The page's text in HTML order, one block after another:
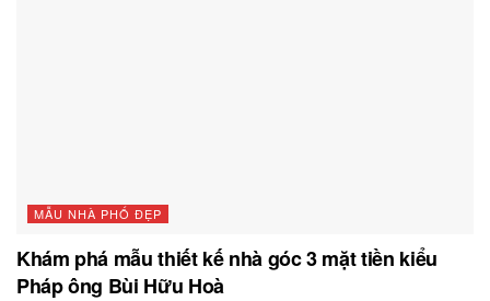
MẪU NHÀ PHỐ ĐẸP
Khám phá mẫu thiết kế nhà góc 3 mặt tiền kiểu
Pháp ông Bùi Hữu Hoà